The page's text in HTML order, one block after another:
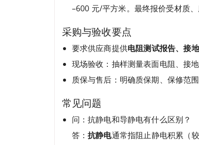
–600 元/平方米。最终报价受材质
采购与验收要点
要求供应商提供电阻测试报告、接
现场验收：抽样测量表面电阻、接
质保与售后：明确质保期、保修范
常见问题
问：抗静电和导静电有什么区别？
答： 抗静电通常指阻止静电积累（